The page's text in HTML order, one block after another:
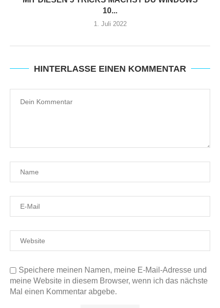
10...
1. Juli 2022
HINTERLASSE EINEN KOMMENTAR
Speichere meinen Namen, meine E-Mail-Adresse und
meine Website in diesem Browser, wenn ich das nächste
Mal einen Kommentar abgebe.